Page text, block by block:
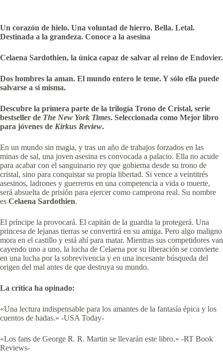
Un corazón de hielo. Una voluntad de hierro. Bella. Letal.
Destinada a la grandeza. Conoce a la asesina
Celaena Sardothien, la única capaz de salvar al reino de Endovier.
Dos hombres la aman. El mundo entero le teme. Y sólo ella puede
salvarse a sí misma.
Descubre la primera parte de la trilogía Trono de Cristal, serie
bestseller de The New York Times. Seleccionada como Mejor libro
para jóvenes de Kirkus Review.
En un mundo sin magia, y tras un año de trabajos forzados en las
minas de sal, una joven asesina es convocada a palacio. Ella no acude
para acabar con el sanguinario rey que gobierna desde su trono de
cristal, sino para conquistar su propia libertad. Si vence a veintitrés
asesinos, ladrones y guerreros en una competencia a vida o muerte,
será absuelta de prisión para ejercer como campeona real. Su nombre
es Celaena Sardothien.
El príncipe la provocará. El capitán de la guardia la protegerá. Una
princesa de lejanas tierras se convertirá en su amiga. Pero algo maligno
mora en el castillo y está ahí para matar. Mientras sus competidores van
cayendo uno a uno, la lucha de Celaena por su liberación se convierte
en una lucha por la sobrevivencia y en una incesante búsqueda del
origen del mal antes de que destruya su mundo.
La crítica ha opinado:
«Una lectura indispensable para los amantes de la fantasía épica y los
cuentos de hadas.» -USA Today-
«Los fans de George R. R. Martin se llevarán este libro.» -RT Book
Reviews-